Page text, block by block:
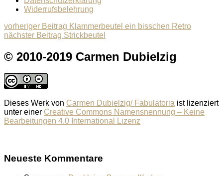
Widerrufsbelehrung
Beitragsnavigation
vorheriger Beitrag Previous
post:
Klammerbeutel ein bisschen Retro
nächster Beitrag Next
Strickbeutel
© 2010-2019 Carmen Dubielzig
Dieses Werk von Carmen Dubielzig/ Fabulatoria ist lizenziert
unter einer Creative Commons Namensnennung – Keine
Bearbeitungen 4.0 International Lizenz
Neueste Kommentare